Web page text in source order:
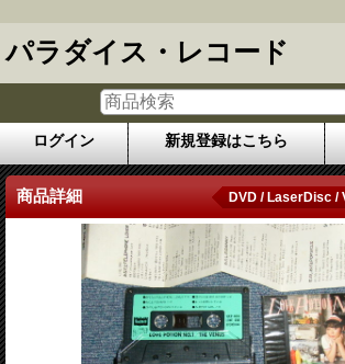
パラダイス・レコード
ログイン 新規登録はこちら
商品詳細 DVD / LaserDisc /